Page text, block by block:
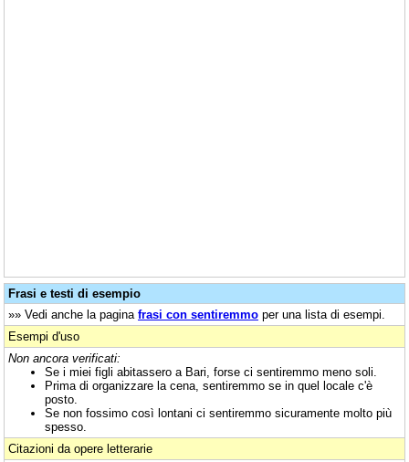
Frasi e testi di esempio
»» Vedi anche la pagina frasi con sentiremmo per una lista di esempi.
Esempi d'uso
Non ancora verificati:
Se i miei figli abitassero a Bari, forse ci sentiremmo meno soli.
Prima di organizzare la cena, sentiremmo se in quel locale c'è
posto.
Se non fossimo così lontani ci sentiremmo sicuramente molto più
spesso.
Citazioni da opere letterarie